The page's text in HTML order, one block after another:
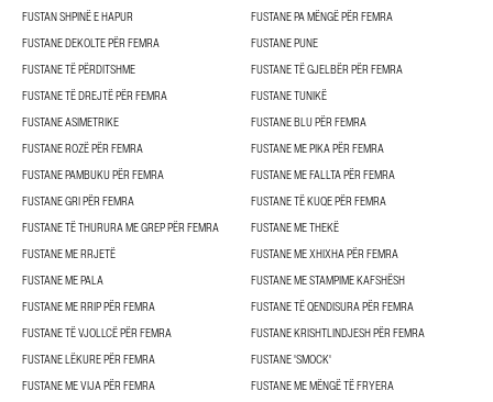
FUSTAN SHPINË E HAPUR
FUSTANE PA MËNGË PËR FEMRA
FUSTANE DEKOLTE PËR FEMRA
FUSTANE PUNE
FUSTANE TË PËRDITSHME
FUSTANE TË GJELBËR PËR FEMRA
FUSTANE TË DREJTË PËR FEMRA
FUSTANE TUNIKË
FUSTANE ASIMETRIKE
FUSTANE BLU PËR FEMRA
FUSTANE ROZË PËR FEMRA
FUSTANE ME PIKA PËR FEMRA
FUSTANE PAMBUKU PËR FEMRA
FUSTANE ME FALLTA PËR FEMRA
FUSTANE GRI PËR FEMRA
FUSTANE TË KUQE PËR FEMRA
FUSTANE TË THURURA ME GREP PËR FEMRA
FUSTANE ME THEKË
FUSTANE ME RRJETË
FUSTANE ME XHIXHA PËR FEMRA
FUSTANE ME PALA
FUSTANE ME STAMPIME KAFSHËSH
FUSTANE ME RRIP PËR FEMRA
FUSTANE TË QENDISURA PËR FEMRA
FUSTANE TË VJOLLCË PËR FEMRA
FUSTANE KRISHTLINDJESH PËR FEMRA
FUSTANE LËKURE PËR FEMRA
FUSTANE 'SMOCK'
FUSTANE ME VIJA PËR FEMRA
FUSTANE ME MËNGË TË FRYERA